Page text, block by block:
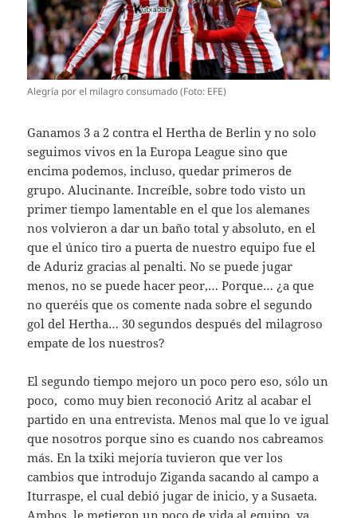
Alegría por el milagro consumado (Foto: EFE)
Ganamos 3 a 2 contra el Hertha de Berlin y no solo
seguimos vivos en la Europa League sino que
encima podemos, incluso, quedar primeros de
grupo. Alucinante. Increíble, sobre todo visto un
primer tiempo lamentable en el que los alemanes
nos volvieron a dar un baño total y absoluto, en el
que el único tiro a puerta de nuestro equipo fue el
de Aduriz gracias al penalti. No se puede jugar
menos, no se puede hacer peor,… Porque… ¿a que
no queréis que os comente nada sobre el segundo
gol del Hertha… 30 segundos después del milagroso
empate de los nuestros?
El segundo tiempo mejoro un poco pero eso, sólo un
poco, como muy bien reconoció Aritz al acabar el
partido en una entrevista. Menos mal que lo ve igual
que nosotros porque sino es cuando nos cabreamos
más. En la txiki mejoría tuvieron que ver los
cambios que introdujo Ziganda sacando al campo a
Iturraspe, el cual debió jugar de inicio, y a Susaeta.
Ambos, le metieron un poco de vida al equipo, ya